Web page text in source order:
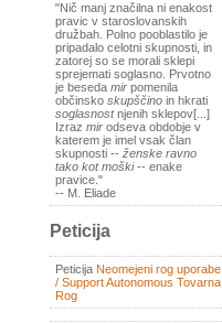
"Nič manj značilna ni enakost
pravic v staroslovanskih
družbah. Polno pooblastilo je
pripadalo celotni skupnosti, in
zatorej so se morali sklepi
sprejemati soglasno. Prvotno
je beseda mir pomenila
občinsko skupščino in hkrati
soglasnostnjenih sklepov[...]
Izraz mir odseva obdobje v
katerem je imel vsak član
skupnosti -- ženske ravno
tako kot moški-- enake
pravice."
-- M. Eliade
Peticija
Peticija Neomejeni rog uporabe
/ Support Autonomous Tovarna
Rog